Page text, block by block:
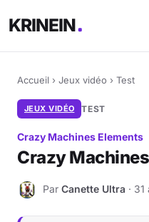
KRINEIN
Accueil › Jeux vidéo › Test
JEUX VIDÉO TEST
Crazy Machines Elements
Crazy
C Par Canette Ultra ·